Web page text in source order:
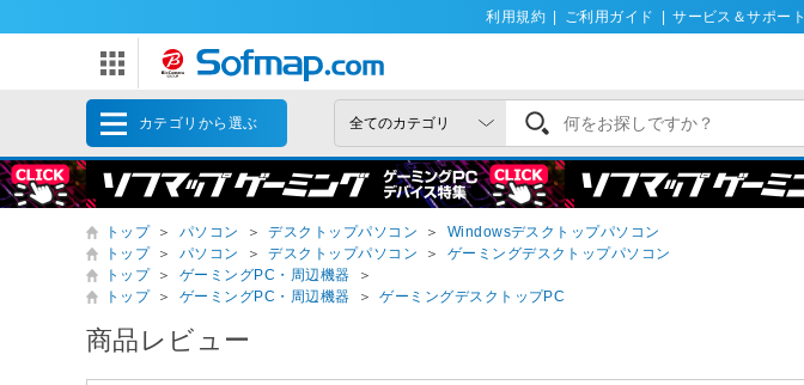
利用規約 ご利用ガイド サービス＆サポート
カテゴリから選ぶ
トップ ＞ パソコン ＞ デスクトップパソコン ＞
Windowsデスクトップパソコン
トップ
＞ パソコン ＞ デスクトップパソコン ＞
ゲーミングデスクトップパソコン
トップ
＞ ゲーミングPC・周辺機器
＞
トップ
＞ ゲーミングPC・周辺機器 ＞ ゲーミングデスクトップPC
商品レビュー